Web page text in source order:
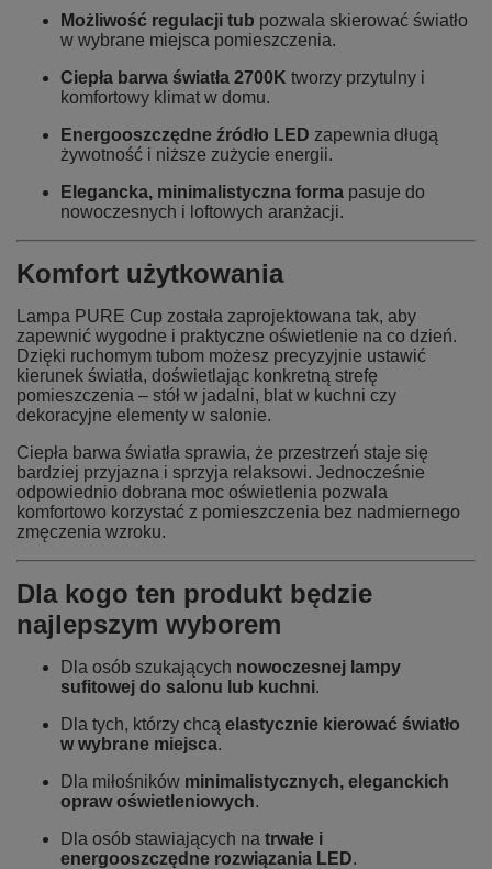
Możliwość regulacji tub pozwala skierować światło
w wybrane miejsca pomieszczenia.
Ciepła barwa światła 2700K tworzy przytulny i
komfortowy klimat w domu.
Energooszczędne źródło LED zapewnia długą
żywotność i niższe zużycie energii.
Elegancka, minimalistyczna forma pasuje do
nowoczesnych i loftowych aranżacji.
Komfort użytkowania
Lampa PURE Cup została zaprojektowana tak, aby
zapewnić wygodne i praktyczne oświetlenie na co dzień.
Dzięki ruchomym tubom możesz precyzyjnie ustawić
kierunek światła, doświetlając konkretną strefę
pomieszczenia – stół w jadalni, blat w kuchni czy
dekoracyjne elementy w salonie.
Ciepła barwa światła sprawia, że przestrzeń staje się
bardziej przyjazna i sprzyja relaksowi. Jednocześnie
odpowiednio dobrana moc oświetlenia pozwala
komfortowo korzystać z pomieszczenia bez nadmiernego
zmęczenia wzroku.
Dla kogo ten produkt będzie
najlepszym wyborem
Dla osób szukających nowoczesnej lampy
sufitowej do salonu lub kuchni.
Dla tych, którzy chcą elastycznie kierować światło
w wybrane miejsca.
Dla miłośników minimalistycznych, eleganckich
opraw oświetleniowych.
Dla osób stawiających na trwałe i
energooszczędne rozwiązania LED.